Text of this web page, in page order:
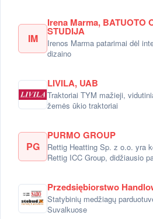
IM
Irena Marma, BATUOTO
STUDIJA
Irenos Marma patarimai dėl
dizaino
LIVILA, UAB
Traktoriai TYM mažieji,
žemės ūkio traktoriai
PG
PURMO GROUP
Rettig Heatting Sp. z o.o. yra
Rettig ICC Group, didžiausio
Przedsiębiorstwo
Statybinių medžiagų
Suvalkuose